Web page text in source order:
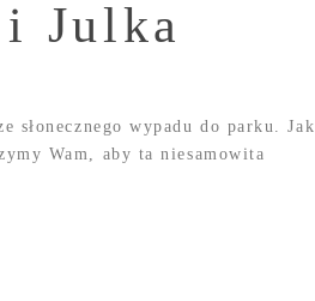
Julka
słonecznego wypadu do parku. Jak
Wam, aby ta niesamowita